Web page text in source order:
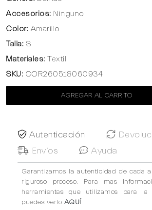
Accesorios: Ninguno
Color: Amarillo
Talla: S
Materiales: Textil
SKU: COR260518060934
AGREGAR AL CARRITO
Autenticación
Envíos
Ayuda
Garantizamos la autenticidad de cada
riguroso proceso. Para mas
herramientas que utilizamos para la
puedes verlo AQUÍ